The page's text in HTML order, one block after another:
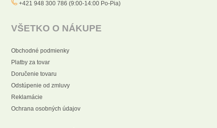
+421 948 300 786 (9:00-14:00 Po-Pia)
VŠETKO O NÁKUPE
Obchodné podmienky
Platby za tovar
Doručenie tovaru
Odstúpenie od zmluvy
Reklamácie
Ochrana osobných údajov